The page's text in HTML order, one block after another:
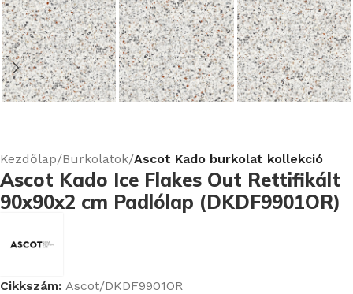
Kezdőlap Burkolatok Ascot Kado burkolat kollekció
Ascot Kado Ice Flakes Out Rettifikált
90x90x2 cm Padlólap (DKDF9901OR)
Cikkszám: Ascot/DKDF9901OR